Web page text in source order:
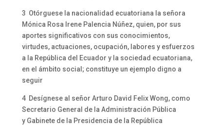
3 Otórguese la nacionalidad ecuatoriana la señora
Mónica Rosa Irene Palencia Núñez, quien, por sus
aportes significativos con sus conocimientos,
virtudes, actuaciones, ocupación, labores y esfuerzos
a la República del Ecuador y la sociedad ecuatoriana,
en el ámbito social; constituye un ejemplo digno a
seguir
4 Desígnese al señor Arturo David Felix Wong, como
Secretario General de la Administración Pública
y Gabinete de la Presidencia de la República